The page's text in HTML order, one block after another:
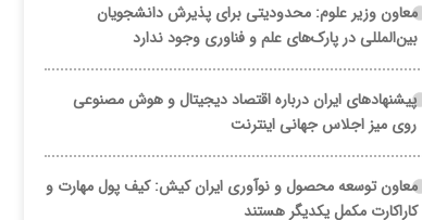
معاون وزیر علوم: محدودیتی برای پذیرش دانشجویان
بین‌المللی در پارک‌های علم و فناوری وجود ندارد
پیشنهادهای ایران درباره اقتصاد دیجیتال و هوش مصنوعی
روی میز اجلاس جهانی اینترنت
معاون توسعه محصول و نوآوری ایران کیش: کیف پول مهارت و
کاراکارت مکمل یکدیگر هستند